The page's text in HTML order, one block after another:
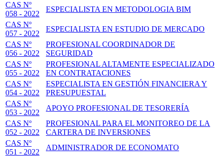
CAS Nº
058 - 2022
ESPECIALISTA EN METODOLOGIA BIM
CAS Nº
057 - 2022
ESPECIALISTA EN ESTUDIO DE MERCADO
CAS Nº
056 - 2022
PROFESIONAL COORDINADOR DE
SEGURIDAD
CAS Nº
055 - 2022
PROFESIONAL ALTAMENTE ESPECIALIZADO
EN CONTRATACIONES
CAS Nº
054 - 2022
ESPECIALISTA EN GESTIÓN FINANCIERA Y
PRESUPUESTAL
CAS Nº
053 - 2022
APOYO PROFESIONAL DE TESORERÍA
CAS Nº
052 - 2022
PROFESIONAL PARA EL MONITOREO DE LA
CARTERA DE INVERSIONES
CAS Nº
051 - 2022
ADMINISTRADOR DE ECONOMATO